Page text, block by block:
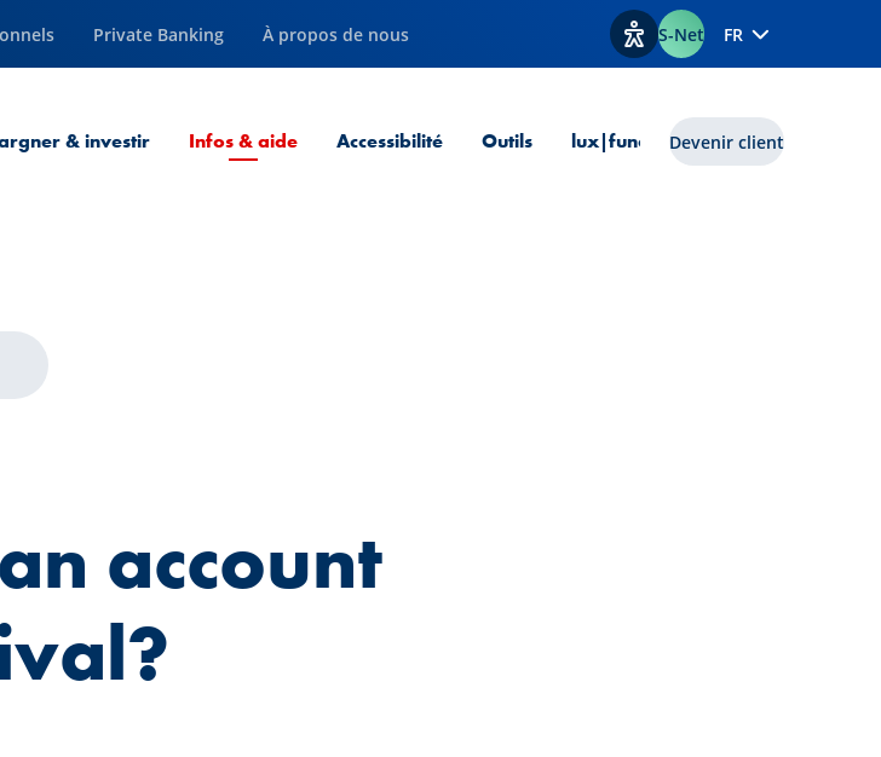
Private Banking À propos de nous Afficher les options
S-Net FR
& investir Infos & aidePage courante
Accessibilité Outils lux|funds Devenir client
account